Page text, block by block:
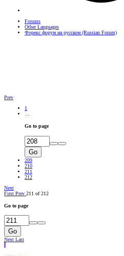
Forums
Other Languages
Форекс форум на русском (Russian Forum)
Prev
1
Go to page
Go
209
210
211
212
Next
First Prev 211 of 212
Go to page
Go
Next Last
I